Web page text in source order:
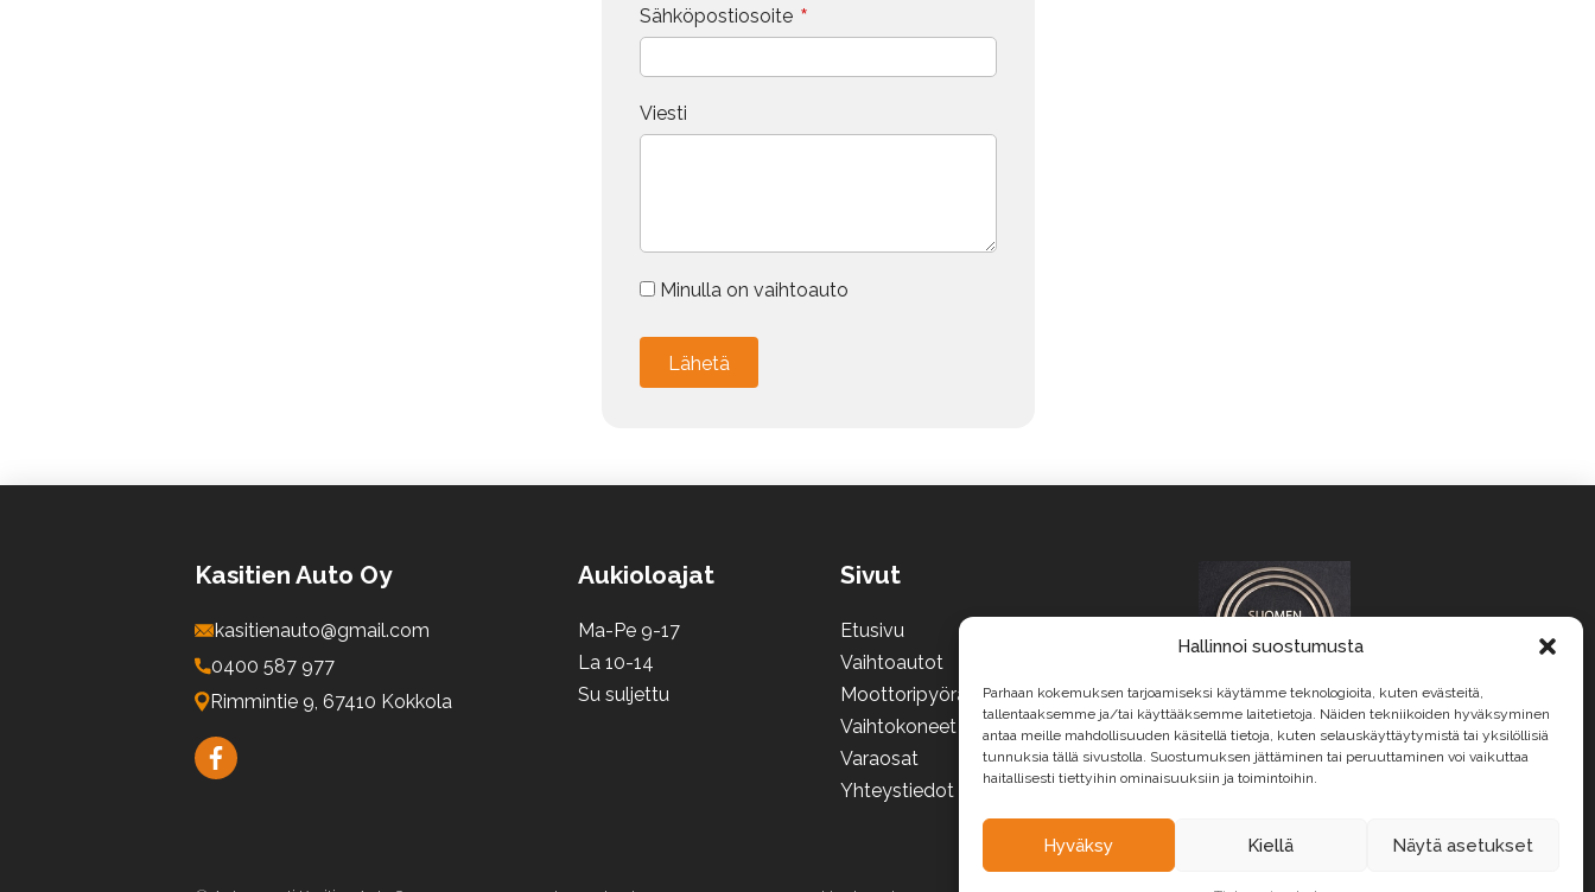
Hallinnoi suostumusta
Parhaan kokemuksen tarjoamiseksi käytämme teknologioita, kuten evästeitä,
tallentaaksemme ja/tai käyttääksemme laitetietoja. Näiden tekniikoiden hyväksyminen
antaa meille mahdollisuuden käsitellä tietoja, kuten selauskäyttäytymistä tai yksilöllisiä
tunnuksia tällä sivustolla. Suostumuksen jättäminen tai peruuttaminen voi vaikuttaa
haitallisesti tiettyihin ominaisuuksiin ja toimintoihin.
Hyväksy Kiellä Näytä asetukset
Sähköpostiosoite *
Viesti
Minulla on vaihtoauto
Vaihdokin tiedot
Vuosimalli
Rekisterinumero
Kasitien Auto Oy
kasitienauto@gmail.com
0400 587 977
Rimmintie 9, 67410 Kokkola
Aukioloajat
Ma-Pe 9-17
La 10-14
Su suljettu
Sivut
Etusivu
Vaihtoautot
Moottoripyörät ja mönkijät
Vaihtokoneet
Varaosat
Yhteystiedot